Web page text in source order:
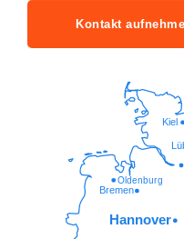
Kontakt
Oldenburg
Kiel
Hannover
Bremen